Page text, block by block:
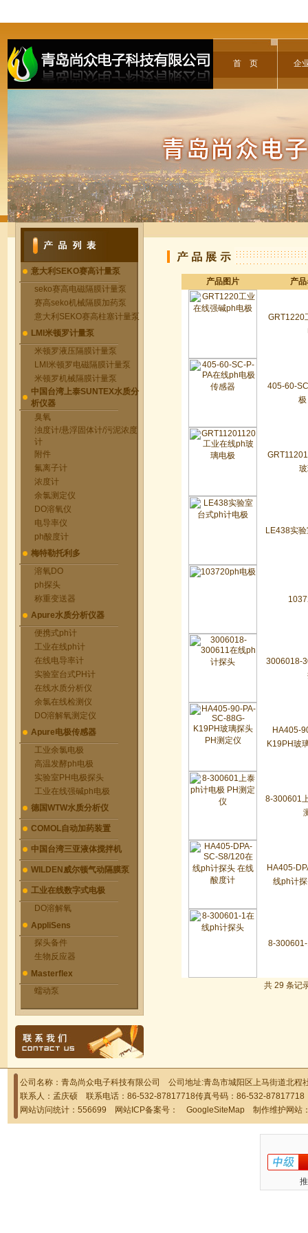
首 页 企
意大利SEKO赛高计量泵
seko赛高电磁隔膜计量泵
赛高seko机械隔膜加药泵
意大利SEKO赛高柱塞计量泵
LMI米顿罗计量泵
米顿罗液压隔膜计量泵
LMI米顿罗电磁隔膜计量泵
米顿罗机械隔膜计量泵
中国台湾上泰SUNTEX水质分
析仪器
臭氧
浊度计/悬浮固体计/污泥浓度
计
附件
氟离子计
浓度计
余氯测定仪
DO溶氧仪
电导率仪
ph酸度计
梅特勒托利多
溶氧DO
ph探头
称重变送器
Apure水质分析仪器
便携式ph计
工业在线ph计
在线电导率计
实验室台式PH计
在线水质分析仪
余氯在线检测仪
DO溶解氧测定仪
Apure电极传感器
工业余氯电极
高温发酵ph电极
实验室PH电极探头
工业在线强碱ph电极
德国WTW水质分析仪
COMOL自动加药装置
中国台湾三亚液体搅拌机
WILDEN威尔顿气动隔膜泵
工业在线数字式电极
DO溶解氧
AppliSens
探头备件
生物反应器
Masterflex
蠕动泵
产品图片 产
GRT1220
405-60-
极
LE438实
3006018-
HA405-
K19PH玻
8-300601
HA405-
线ph计
8-
共 29 条记
公司名称：青岛尚众电子科技有限公司 公司地址:青岛市城阳区上马街道北
联系人：孟庆硕 联系电话：86-532-87817718传真号码：86-532-
网站访问统计：556699 网站ICP备案号： GoogleSiteMap 制作维护网站